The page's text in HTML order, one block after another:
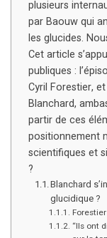
plusieurs
par Baouw qui
les glucides.
Cet article
publiques :
Cyril Forestier,
Blanchard,
partir de ces
positionnement
scientifiques et
?
Blanchard
glucidique ?
“Ils ont